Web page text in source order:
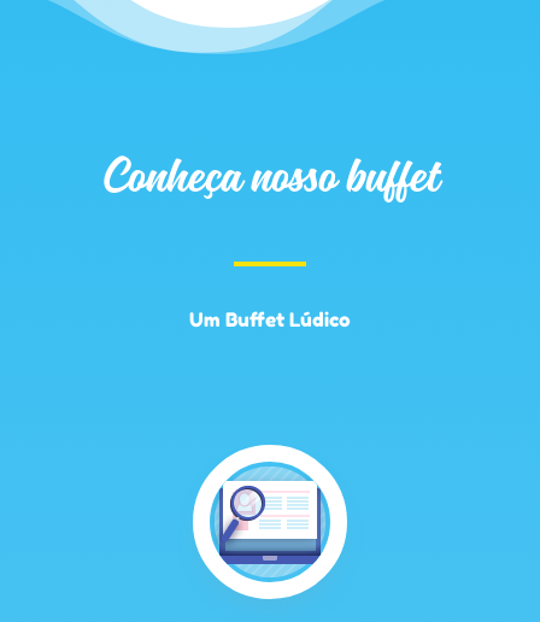
Conheça nosso buffet
Um Buffet Lúdico